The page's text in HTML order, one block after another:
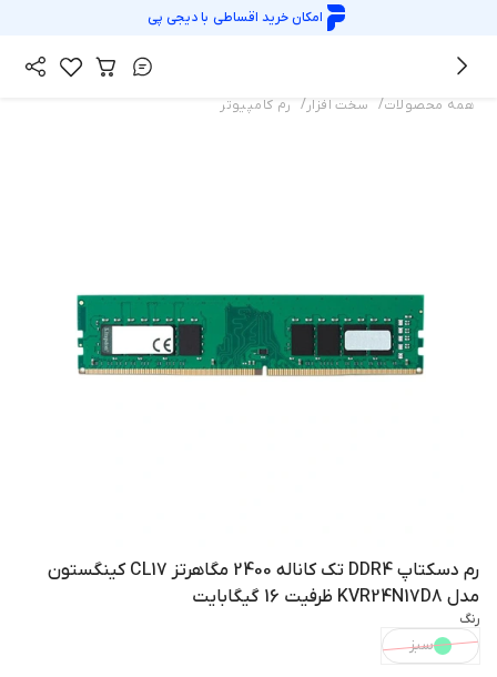
امکان خرید اقساطی بادیجی پی
همه محصولات/ سخت افزار/ رم کامپیوتر
رم دسکتاپ DDR4 تک کاناله 2400 مگاهرتز CL17 کینگستون
مدل KVR24N17D8 ظرفیت 16 گیگابایت
رنگ
سبز